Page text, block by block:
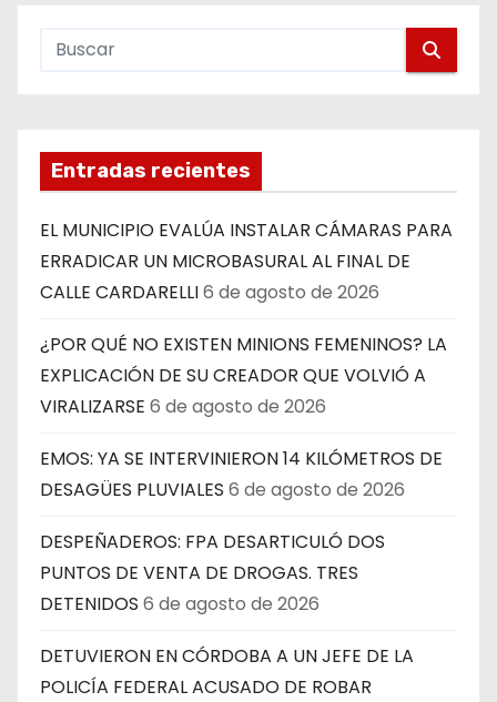
Entradas recientes
EL MUNICIPIO EVALÚA INSTALAR CÁMARAS PARA
ERRADICAR UN MICROBASURAL AL FINAL DE
CALLE CARDARELLI6 de agosto de 2026
¿POR QUÉ NO EXISTEN MINIONS FEMENINOS? LA
EXPLICACIÓN DE SU CREADOR QUE VOLVIÓ A
VIRALIZARSE 6 de agosto de 2026
EMOS: YA SE INTERVINIERON 14 KILÓMETROS DE
DESAGÜES PLUVIALES 6 de agosto de 2026
DESPEÑADEROS: FPA DESARTICULÓ DOS
PUNTOS DE VENTA DE DROGAS. TRES
DETENIDOS 6 de agosto de 2026
DETUVIERON EN CÓRDOBA A UN JEFE DE LA
POLICÍA FEDERAL ACUSADO DE ROBAR